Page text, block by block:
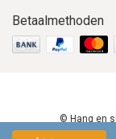
Betaalmethoden
© Hang en